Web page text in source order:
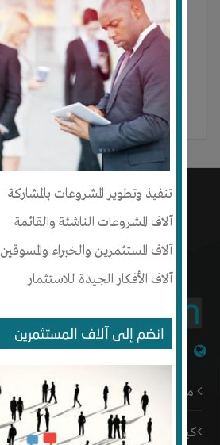
تنفيذ وتطوير المشروعات بالمشاركة
آلاف المشروعات الناشئة والقائمة
آلاف المستثمرين والخبراء والمسوقين
آلاف الأفكار الجيدة للاستثمار
انضم إلى آلاف المستثمرين
لا يوجد إعجابات
شبكة إنتج
من نحن
كيف أبدأ